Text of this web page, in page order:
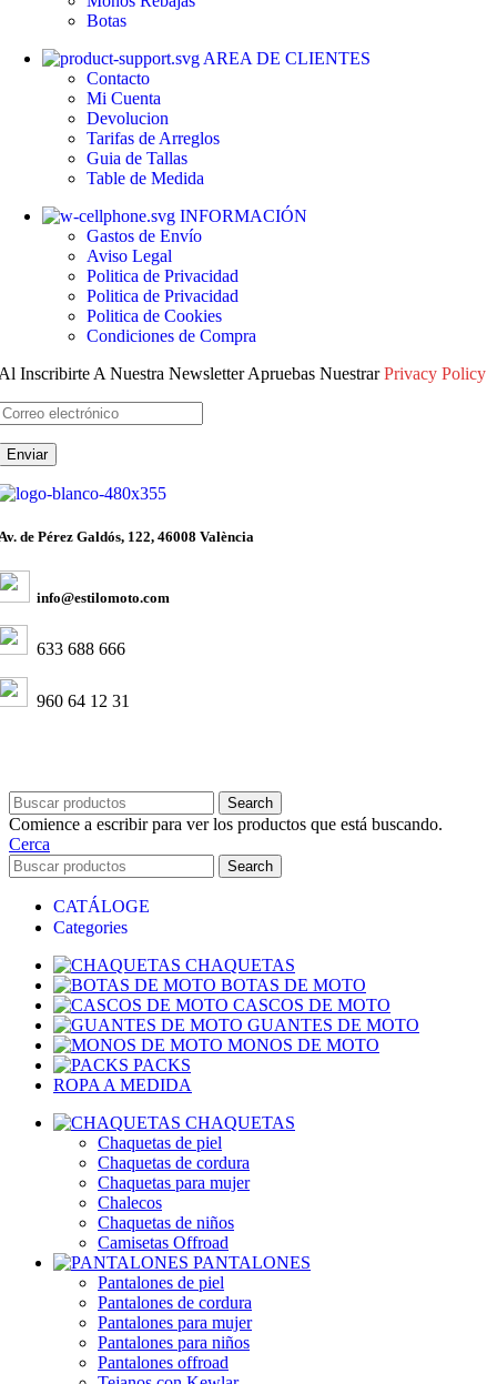
producto
Botas
AREA DE CLIENTES
Contacto
Mi Cuenta
Devolucion
Tarifas de Arreglos
Guia de Tallas
Table de Medida
INFORMACIÓN
Gastos de Envío
Aviso Legal
Politica de Privacidad
Politica de Privacidad
Politica de Cookies
Condiciones de Compra
Inscribirte A Nuestra Newsletter Apruebas NuestrarPrivacy Policy
de Pérez Galdós, 122, 46008 València
info@estilomoto.com
633 688 666
960 64 12 31
Search
Comience a escribir para ver los productos que está buscando.
Cerca
Search
CATÁLOGE
Categories
CHAQUETAS
BOTAS DE MOTO
CASCOS DE MOTO
GUANTES DE MOTO
MONOS DE MOTO
PACKS
ROPA A MEDIDA
CHAQUETAS
Chaquetas de piel
Chaquetas de cordura
Chaquetas para mujer
Chalecos
Chaquetas de niños
Camisetas Offroad
PANTALONES
Pantalones de piel
Pantalones de cordura
Pantalones para mujer
Pantalones para niños
Pantalones offroad